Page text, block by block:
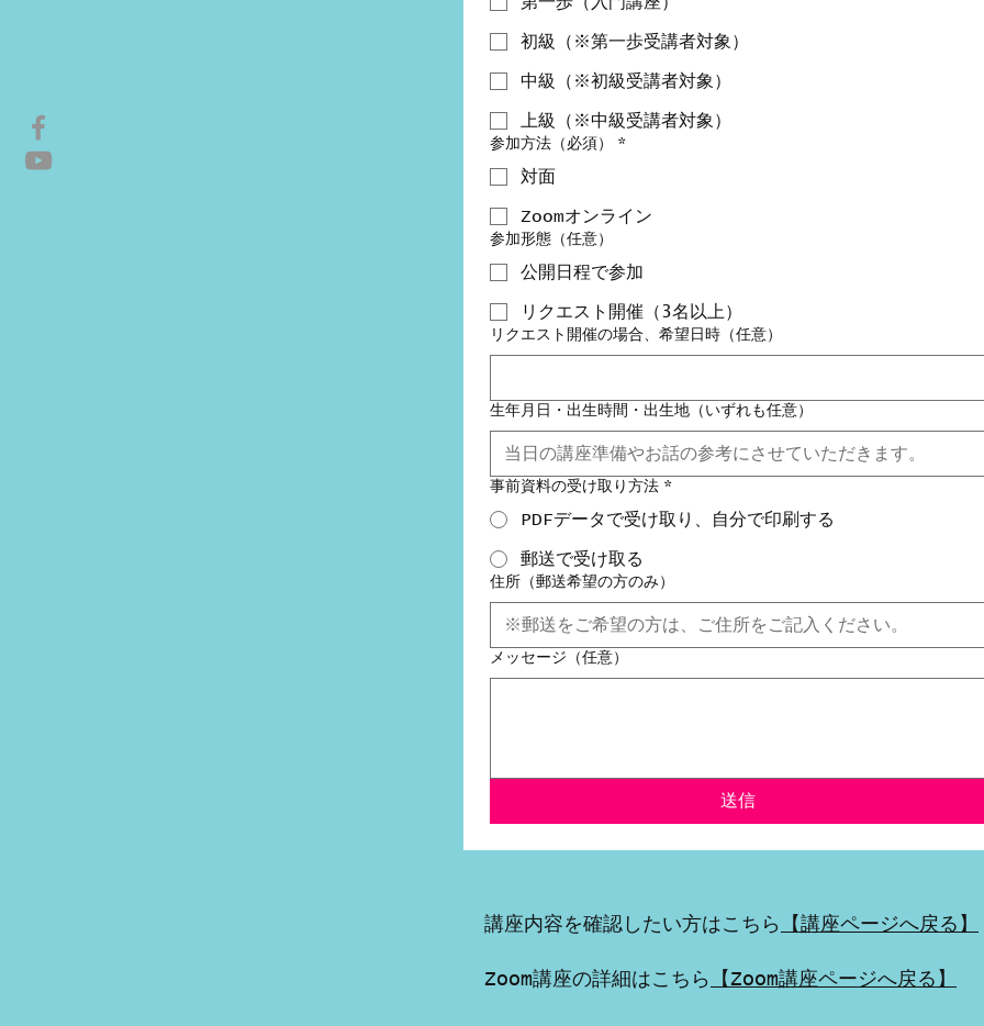
初級（※第一歩受講者対象）
中級（※初級受講者対象）
上級（※中級受講者対象）
参加方法（必須） *
対面
Zoomオンライン
参加形態（任意）
公開日程で参加
リクエスト開催（3名以上）
リクエスト開催の場合、希望日時（任意）
生年月日・出生時間・出生地（いずれも任意）
事前資料の受け取り方法 *
PDFデータで受け取り、自分で印刷する
郵送で受け取る
住所（郵送希望の方のみ）
メッセージ（任意）
送信
講座内容を確認したい方はこちら 【講座ページへ戻る】
Zoom講座の詳細はこちら 【Zoom講座ページへ戻る】